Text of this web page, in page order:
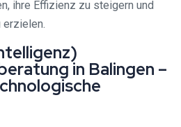
ihre Effizienz zu steigern und
in Balingen –